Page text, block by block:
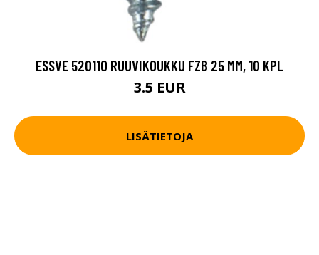
ESSVE 520110 RUUVIKOUKKU FZB 25 MM, 10 KPL
3.5 EUR
LISÄTIETOJA